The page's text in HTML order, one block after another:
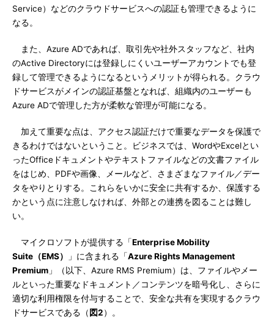
Service）などのクラウドサービスへの認証も管理できるように
なる。
また、Azure ADであれば、取引先や社外スタッフなど、社内
のActive Directoryには登録しにくいユーザーアカウントでも登
録して管理できるようになるというメリットが得られる。クラウ
ドサービスがメインの認証基盤となれば、組織内のユーザーも
Azure ADで管理した方が柔軟な管理が可能になる。
加えて重要な点は、アクセス認証だけで重要なデータを保護で
きるわけではないということ。ビジネスでは、WordやExcelとい
ったOfficeドキュメントやテキストファイルなどの文書ファイル
をはじめ、PDFや画像、メールなど、さまざまなファイル／デー
タをやりとりする。これらをいかに安全に共有するか、保護する
かという点に注意しなければ、外部との連携を図ることは難し
い。
マイクロソフトが提供する「Enterprise Mobility
Suite（EMS）
」に含まれる「Azure Rights Management
Premium 」（以下、Azure RMS Premium）は、ファイルやメー
ルといった重要なドキュメント／コンテンツを暗号化し、さらに
適切な利用権限を付与することで、安全な共有を実現するクラウ
ドサービスである（ 図2）。